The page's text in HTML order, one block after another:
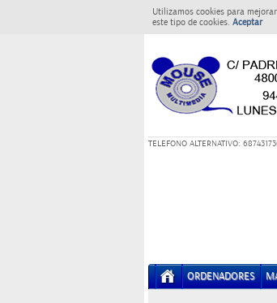
Utilizamos cookies para
este tipo de cookies. Aceptar
TELEFONO ALTERNATIVO:
ORDENADORES